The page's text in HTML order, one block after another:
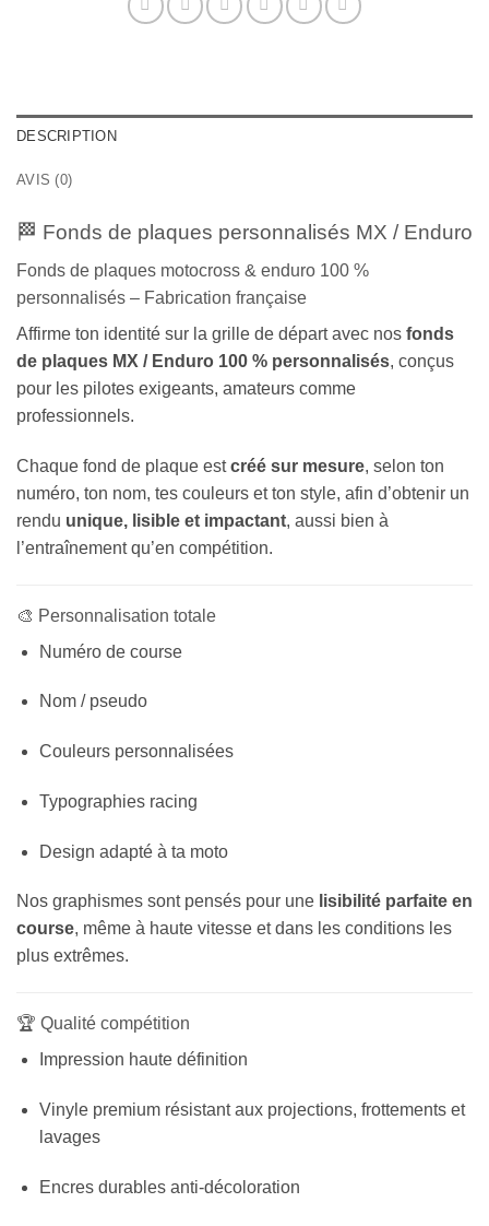
DESCRIPTION
AVIS (0)
🏁 Fonds de plaques personnalisés MX / Enduro
Fonds de plaques motocross & enduro 100 %
personnalisés – Fabrication française
Affirme ton identité sur la grille de départ avec nos fonds
de plaques MX / Enduro 100 % personnalisés, conçus
pour les pilotes exigeants, amateurs comme
professionnels.
Chaque fond de plaque estcréé sur mesure, selon ton
numéro, ton nom, tes couleurs et ton style, afin d’obtenir un
rendu unique, lisible et impactant, aussi bien à
l’entraînement qu’en compétition.
🎨 Personnalisation totale
Numéro de course
Nom / pseudo
Couleurs personnalisées
Typographies racing
Design adapté à ta moto
Nos graphismes sont pensés pour une lisibilité parfaite en
course, même à haute vitesse et dans les conditions les
plus extrêmes.
🏆 Qualité compétition
Impression haute définition
Vinyle premium résistant aux projections, frottements et
lavages
Encres durables anti-décoloration